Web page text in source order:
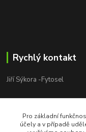
Rychlý kontakt
Jiří Sýkora -Fytosel
+420 603 170
V pracovní dny 8:00 - 18:00
Pro základní
účely a v případě